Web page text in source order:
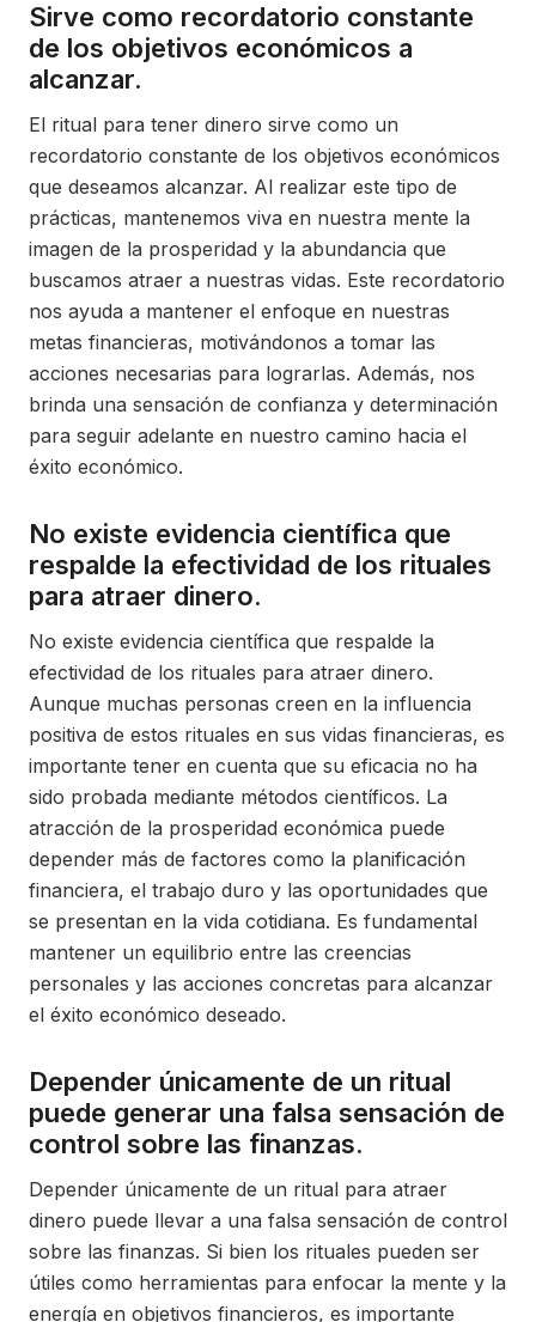
Sirve como recordatorio constante
de los objetivos económicos a
alcanzar.
El ritual para tener dinero sirve como un
recordatorio constante de los objetivos económicos
que deseamos alcanzar. Al realizar este tipo de
prácticas, mantenemos viva en nuestra mente la
imagen de la prosperidad y la abundancia que
buscamos atraer a nuestras vidas. Este recordatorio
nos ayuda a mantener el enfoque en nuestras
metas financieras, motivándonos a tomar las
acciones necesarias para lograrlas. Además, nos
brinda una sensación de confianza y determinación
para seguir adelante en nuestro camino hacia el
éxito económico.
No existe evidencia científica que
respalde la efectividad de los rituales
para atraer dinero.
No existe evidencia científica que respalde la
efectividad de los rituales para atraer dinero.
Aunque muchas personas creen en la influencia
positiva de estos rituales en sus vidas financieras, es
importante tener en cuenta que su eficacia no ha
sido probada mediante métodos científicos. La
atracción de la prosperidad económica puede
depender más de factores como la planificación
financiera, el trabajo duro y las oportunidades que
se presentan en la vida cotidiana. Es fundamental
mantener un equilibrio entre las creencias
personales y las acciones concretas para alcanzar
el éxito económico deseado.
Depender únicamente de un ritual
puede generar una falsa sensación de
control sobre las finanzas.
Depender únicamente de un ritual para atraer
dinero puede llevar a una falsa sensación de control
sobre las finanzas. Si bien los rituales pueden ser
útiles como herramientas para enfocar la mente y la
energía en objetivos financieros, es importante